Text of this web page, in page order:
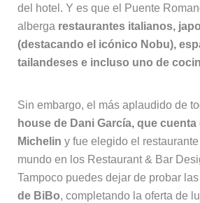
del hotel. Y es que el Puente
alberga restaurantes italianos,
(destacando el icónico Nobu),
tailandeses e incluso uno de
Sin embargo, el más aplaudido de
house de Dani García, que
Michelin y fue elegido el restaurante
mundo en los Restaurant & Bar
Tampoco puedes dejar de probar
de BiBo, completando la oferta de